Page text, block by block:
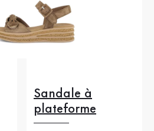
Sandale à
plateforme